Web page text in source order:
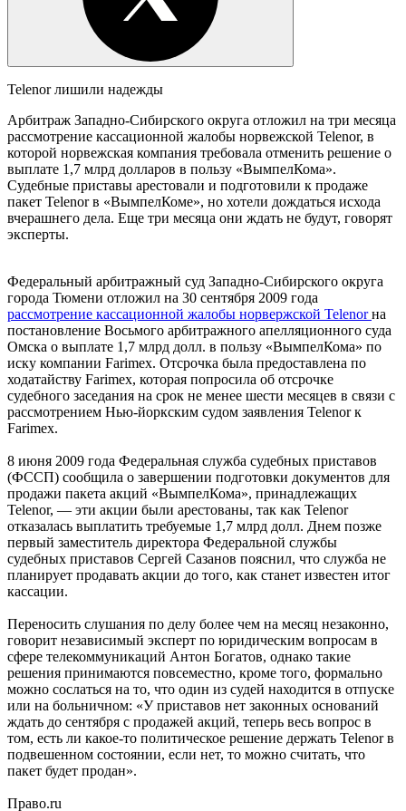
Telenor лишили надежды
Арбитраж Западно-Сибирского округа отложил на три месяца
рассмотрение кассационной жалобы норвежской Telenor, в
которой норвежская компания требовала отменить решение о
выплате 1,7 млрд долларов в пользу «ВымпелКома».
Судебные приставы арестовали и подготовили к продаже
пакет Telenor в «ВымпелКоме», но хотели дождаться исхода
вчерашнего дела. Еще три месяца они ждать не будут, говорят
эксперты.
Федеральный арбитражный суд Западно-Сибирского округа
города Тюмени отложил на 30 сентября 2009 года
рассмотрение кассационной жалобы норвержской Telenorна
постановление Восьмого арбитражного апелляционного суда
Омска о выплате 1,7 млрд долл. в пользу «ВымпелКома» по
иску компании Farimex. Отсрочка была предоставлена по
ходатайству Farimex, которая попросила об отсрочке
судебного заседания на срок не менее шести месяцев в связи с
рассмотрением Нью-йоркским судом заявления Telenor к
Farimex.
8 июня 2009 года Федеральная служба судебных приставов
(ФССП) сообщила о завершении подготовки документов для
продажи пакета акций «ВымпелКома», принадлежащих
Telenor, — эти акции были арестованы, так как Telenor
отказалась выплатить требуемые 1,7 млрд долл. Днем позже
первый заместитель директора Федеральной службы
судебных приставов Сергей Сазанов пояснил, что служба не
планирует продавать акции до того, как станет известен итог
кассации.
Переносить слушания по делу более чем на месяц незаконно,
говорит независимый эксперт по юридическим вопросам в
сфере телекоммуникаций Антон Богатов, однако такие
решения принимаются повсеместно, кроме того, формально
можно сослаться на то, что один из судей находится в отпуске
или на больничном: «У приставов нет законных оснований
ждать до сентября с продажей акций, теперь весь вопрос в
том, есть ли какое-то политическое решение держать Telenor в
подвешенном состоянии, если нет, то можно считать, что
пакет будет продан».
Право.ru